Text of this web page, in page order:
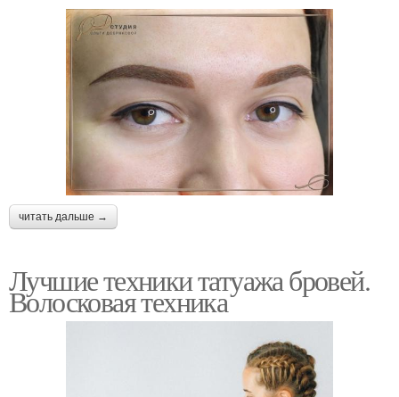
читать дальше →
Лучшие техники татуажа бровей.
Волосковая техника